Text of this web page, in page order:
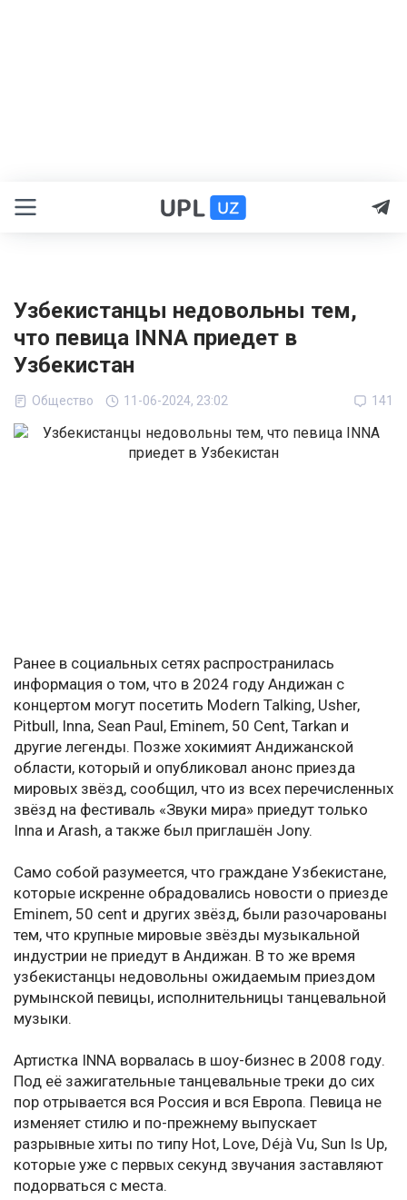
Узбекистанцы недовольны тем,
что певица INNA приедет в
Узбекистан
Общество 11-06-2024, 23:02 141
Ранее в социальных сетях распространилась
информация о том, что в 2024 году Андижан с
концертом могут посетить Modern Talking, Usher,
Pitbull, Inna, Sean Paul, Eminem, 50 Cent, Tarkan и
другие легенды. Позже хокимият Андижанской
области, который и опубликовал анонс приезда
мировых звёзд, сообщил, что из всех перечисленных
звёзд на фестиваль «Звуки мира» приедут только
Inna и Arash, а также был приглашён Jony.
Само собой разумеется, что граждане Узбекистане,
которые искренне обрадовались новости о приезде
Eminem, 50 cent и других звёзд, были разочарованы
тем, что крупные мировые звёзды музыкальной
индустрии не приедут в Андижан. В то же время
узбекистанцы недовольны ожидаемым приездом
румынской певицы, исполнительницы танцевальной
музыки.
Артистка INNA ворвалась в шоу-бизнес в 2008 году.
Под её зажигательные танцевальные треки до сих
пор отрывается вся Россия и вся Европа. Певица не
изменяет стилю и по-прежнему выпускает
разрывные хиты по типу Hot, Love, Déjà Vu, Sun Is Up,
которые уже с первых секунд звучания заставляют
подорваться с места.